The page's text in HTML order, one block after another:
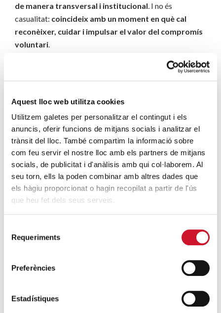
Aquest lloc web utilitza cookies
Utilitzem galetes per personalitzar el contingut i els
anuncis, oferir funcions de mitjans socials i analitzar el
trànsit del lloc. També compartim la informació sobre
com feu servir el nostre lloc amb els partners de mitjans
socials, de publicitat i d'anàlisis amb qui col·laborem. Al
seu torn, ells la poden combinar amb altres dades que
els hàgiu proporcionat o hagin recopilat a partir de l'ús
que heu fet dels seus serveis.
Requeriments
Preferències
Estadístiques
de manera transversal i institucional. I no és
casualitat: coincideix amb un moment en què cal
reconèixer, cuidar i impulsar el valor del compromís
voluntari.
Finalment, què voldries destacar com a horitzó del
viva. Ens vincula amb elcompromís d’estar al servei
de les persones més vulnerables, des de lamirada de
l’Evangeli. Marcasis grans reptesque s’hauran de
concretar enaccions i processos. L’horitzó és una
Càritas més comunitària, més corresponsable i més
cuidada, onl’equip humà de Càritas, i entre ells el
voluntariat, sigui realment protagonista
Perquè
sense l’equip humà, Càritas no seria el que és.